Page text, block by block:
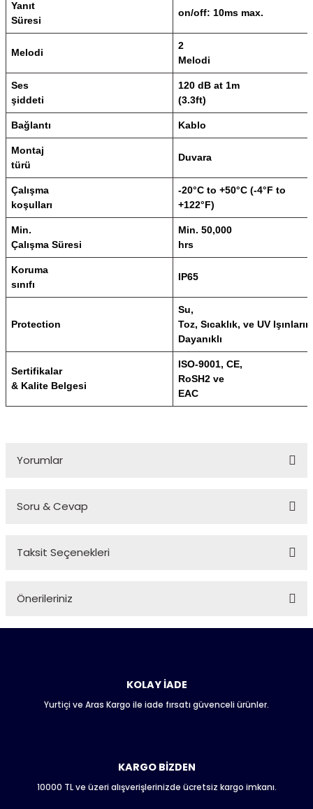
Yanıt
Süresi
on/off: 10ms max.
Melodi
2
Melodi
Ses
şiddeti
120 dB at 1m
(3.3ft)
Bağlantı Kablo
Montaj
türü
Duvara
Çalışma
koşulları
-20°C to +50°C (-4°F to
+122°F)
Min.
Çalışma Süresi
Min. 50,000
hrs
Koruma
sınıfı
IP65
Protection
Su,
Toz, Sıcaklık, ve UV
Dayanıklı
Sertifikalar
& Kalite Belgesi
ISO-9001, CE,
RoSH2 ve
EAC
Yorumlar
Soru & Cevap
Ürün hakkında henüz soru sorulmamış.
Taksit Seçenekleri
Önerileriniz
Bu ürünün fiyat bilgisi, resim, ürün açıklamalarında ve diğer
Ürün resmi kalitesiz, bozuk veya görüntülenemiyor.
Ürün fiyatı diğer sitelerden daha pahalı.
Bu ürüne benzer farklı alternatifler olmalı.
KOLAY İADE
Yurtiçi ve Aras Kargo ile iade fırsatı güvenceli ürünler.
KARGO BİZDEN
10000 TL ve üzeri alışverişlerinizde ücretsiz kargo imkanı.